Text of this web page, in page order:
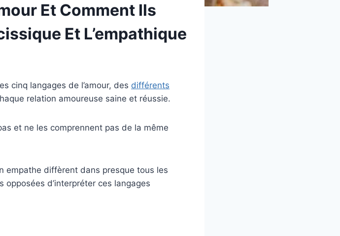
Et Comment Ils
Et L’empathique
cinq langages de l’amour, des différents
relation amoureuse saine et réussie.
et ne les comprennent pas de la même
empathe diffèrent dans presque tous les
d’interpréter ces langages